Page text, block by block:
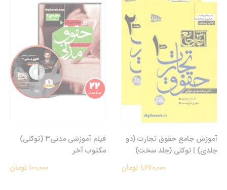
آموزش جامع حقوق تجارت (دو
جلدی) | توکلی (جلد سخت)
1,670,000 تومان
فیلم آموزشی مدنی3 (توکلي)
مکتوب آخر
100,000 تومان